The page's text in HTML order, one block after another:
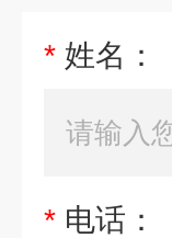
* 姓名：
* 电话：